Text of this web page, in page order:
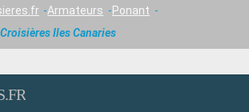
Armateurs
Ponant
Croisières Iles Canaries